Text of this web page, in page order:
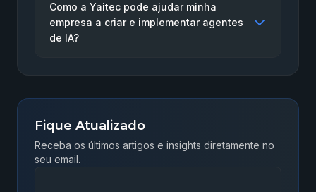
Como a Yaitec pode ajudar minha
empresa a criar e implementar agentes
de IA?
Fique Atualizado
Receba os últimos artigos e insights diretamente no
seu email.